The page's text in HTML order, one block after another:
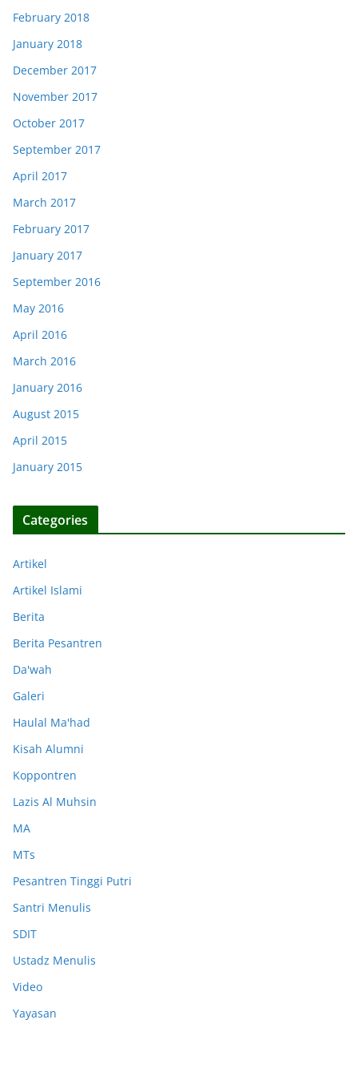
February 2018
January 2018
December 2017
November 2017
October 2017
September 2017
April 2017
March 2017
February 2017
January 2017
September 2016
May 2016
April 2016
March 2016
January 2016
August 2015
April 2015
January 2015
Categories
Artikel
Artikel Islami
Berita
Berita Pesantren
Da'wah
Galeri
Haulal Ma'had
Kisah Alumni
Koppontren
Lazis Al Muhsin
MA
MTs
Pesantren Tinggi Putri
Santri Menulis
SDIT
Ustadz Menulis
Video
Yayasan